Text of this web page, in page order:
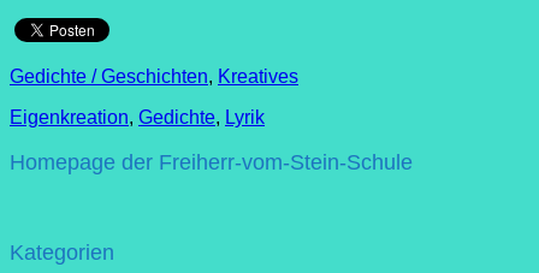
Gedichte / Geschichten, Kreatives
Eigenkreation, Gedichte, Lyrik
Homepage der Freiherr-vom-Stein-Schule
Kategorien